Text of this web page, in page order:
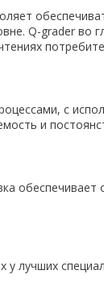
Q-grader во
с
и
обеспечивает
лучших